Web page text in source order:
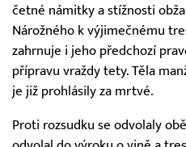
četné námitky a stížnosti
Nárožného k výjimečnému
zahrnuje i jeho předchozí
přípravu vraždy tety. Těla
je již prohlásily za mrtvé.
Proti rozsudku se odvolaly